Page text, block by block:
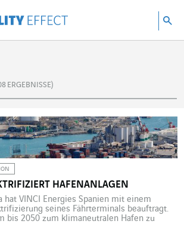
Startseite
ERGEBNISSE)
HAFENANLAGEN
hat VINCI Energies Spanien mit einem
seines Fährterminals beauftragt.
bis 2050 zum klimaneutralen Hafen zu